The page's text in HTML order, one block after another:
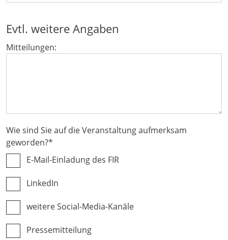
Evtl. weitere Angaben
Mitteilungen:
Wie sind Sie auf die Veranstaltung aufmerksam
geworden?*
E-Mail-Einladung des FIR
LinkedIn
weitere Social-Media-Kanäle
Pressemitteilung